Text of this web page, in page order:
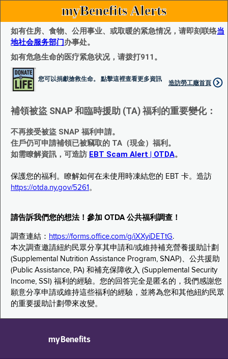
myBenefits Alerts
如有住房、食物、公用事业、或取暖的紧急情况，请即刻联络当
地社会服务部门办事处。
如有危急生命的医疗紧急状况，请拨打911。
您可以捐獻搶救生命。 點擊這裡查看更多資訊
造訪勞工廰首頁
補領被盜 SNAP 和臨時援助 (TA) 福利的重要變化：
不再接受被盜 SNAP 福利申請。
住戶仍可申請補領已被竊取的 TA（現金）福利。
如需瞭解資訊，可造訪 EBT Scam Alert | OTDA。
保護您的福利。瞭解如何在未使用時凍結您的 EBT 卡。造訪
https://otda.ny.gov/5261 。
請告訴我們您的想法！參加 OTDA 公共福利調查！
調查連結： https://forms.office.com/g/iXXyiDETtG.
本次調查邀請紐約民眾分享其申請和/或維持補充營養援助計劃
(Supplemental Nutrition Assistance Program, SNAP)、公共援助
(Public Assistance, PA) 和補充保障收入 (Supplemental Security
Income, SSI) 福利的經驗。您的回答完全是匿名的，我們感謝您
願意分享申請或維持這些福利的經驗，並將為您和其他紐約民眾
的重要援助計劃帶來改變。
myBenefits